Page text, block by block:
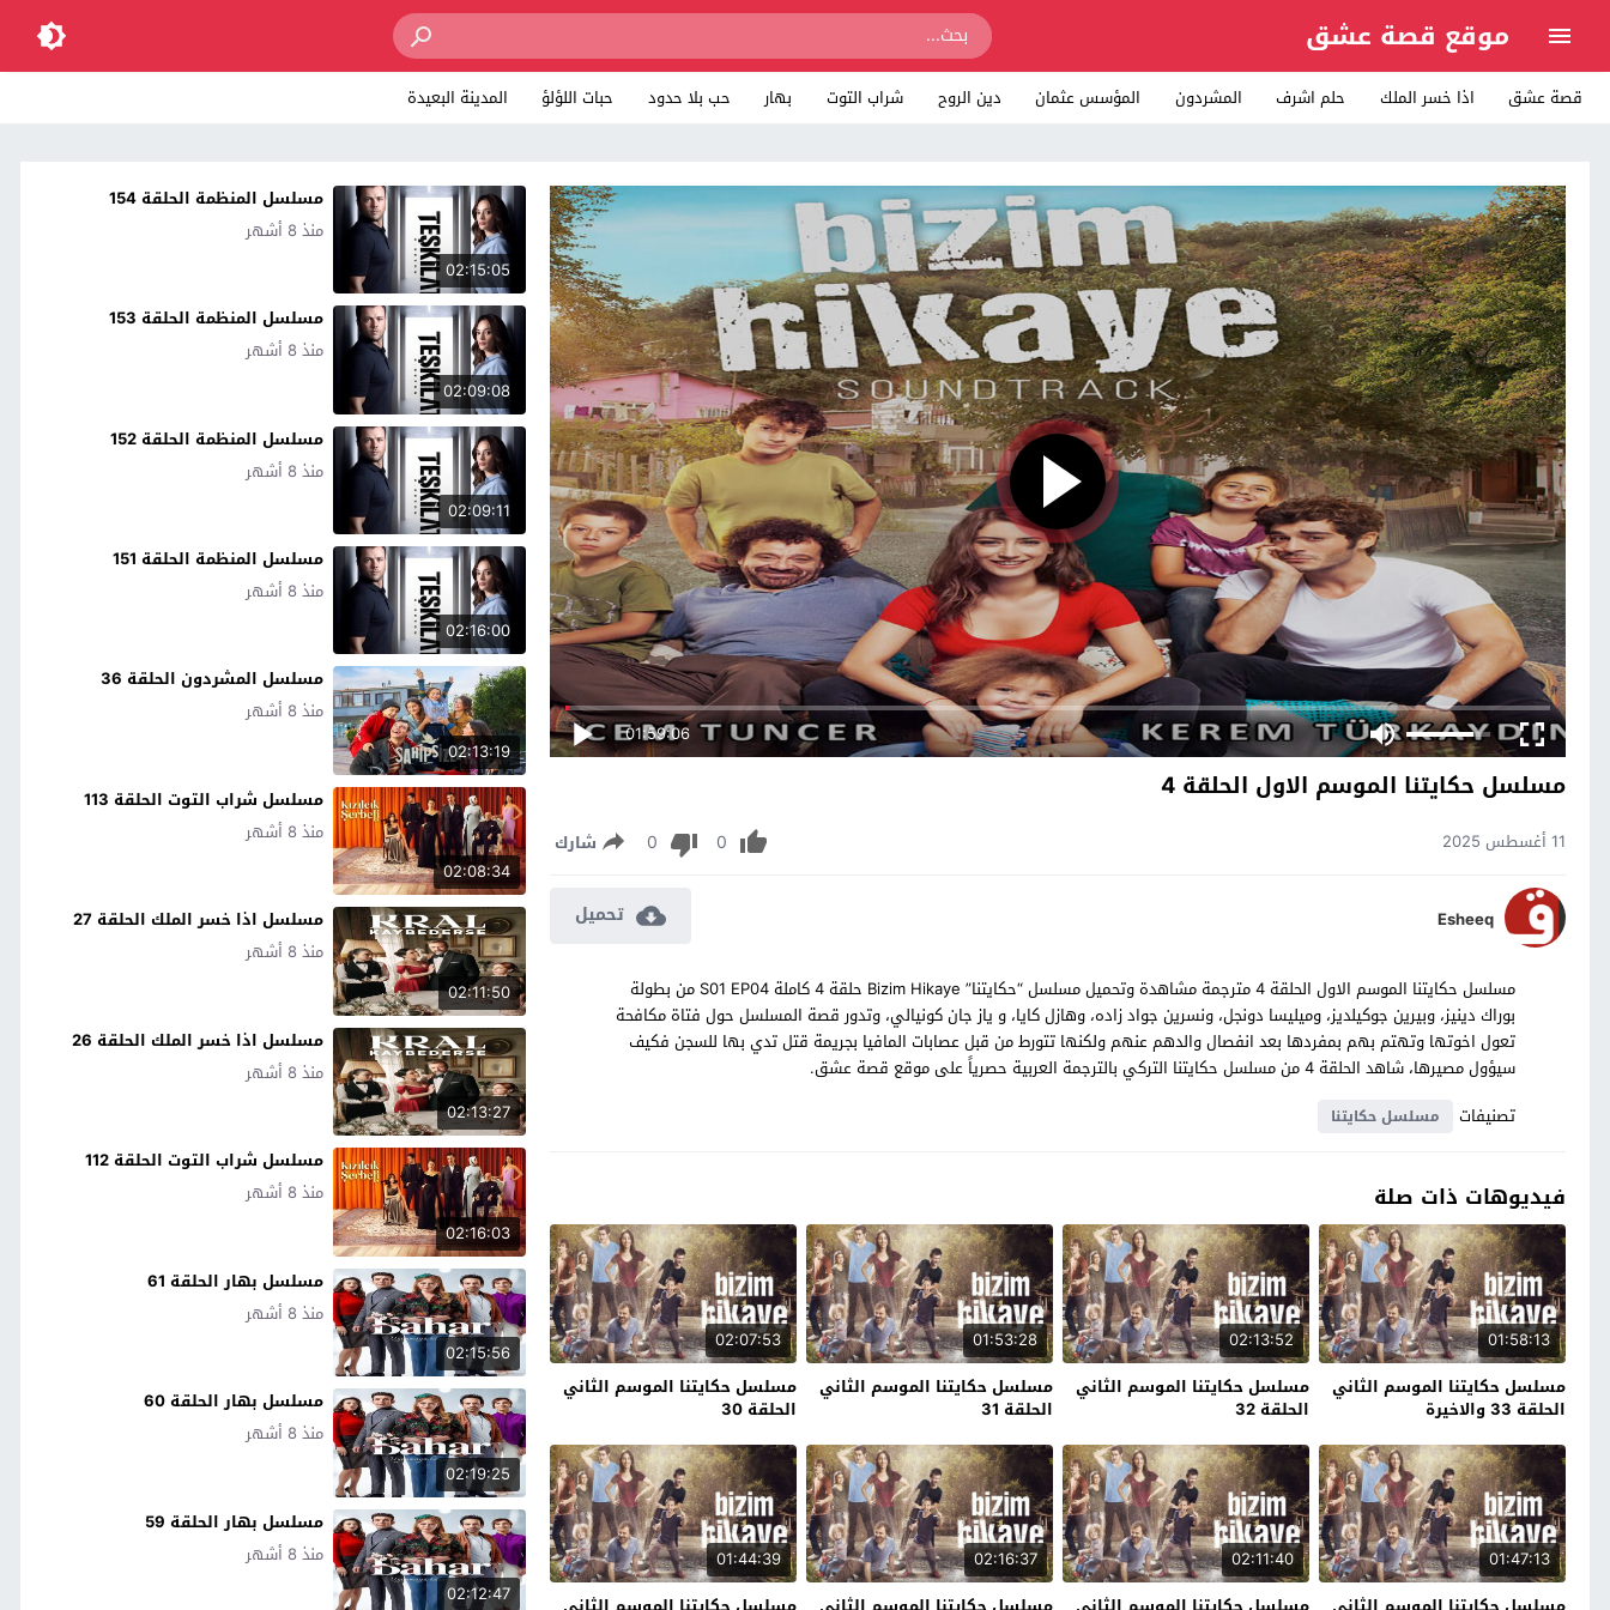
موقع قصة عشق
قصة عشق اذا خسر الملك حلم اشرف المشردون المؤسس عثمان دين الروح شراب التوت بهار حب بلا حدود حبات اللؤلؤ المدينة البعيدة
01:59:06
مسلسل حكايتنا الموسم الاول الحلقة 4
11 أغسطس 2025 0
0 شارك
Esheeq تحميل
مسلسل حكايتنا الموسم الاول الحلقة 4 مترجمة مشاهدة وتحميل مسلسل “حكايتنا” Bizim Hikaye حلقة 4 كاملة S01 EP04 من بطولة
بوراك دينيز، وبيرين جوكيلديز، وميليسا دونجل، ونسرين جواد زاده، وهازل كايا، و ياز جان كونيالي، وتدور قصة المسلسل حول فتاة مكافحة
تعول اخوتها وتهتم بهم بمفردها بعد انفصال والدهم عنهم ولكنها تتورط من قبل عصابات المافيا بجريمة قتل تدي بها للسجن فكيف
سيؤول مصيرها، شاهد الحلقة 4 من مسلسل حكايتنا التركي بالترجمة العربية حصرياً على موقع قصة عشق.
تصنيفات
مسلسل حكايتنا
فيديوهات ذات صلة
01:58:13
مسلسل حكايتنا الموسم الثاني
الحلقة 33 والاخيرة
02:13:52
مسلسل حكايتنا الموسم الثاني
الحلقة 32
01:53:28
مسلسل حكايتنا الموسم الثاني
الحلقة 31
02:07:53
مسلسل حكايتنا الموسم الثاني
الحلقة 30
01:47:13
02:11:40
02:16:37
01:44:39
02:15:05
مسلسل المنظمة الحلقة 154
منذ 8 أشهر
02:09:08
مسلسل المنظمة الحلقة 153
منذ 8 أشهر
02:09:11
مسلسل المنظمة الحلقة 152
منذ 8 أشهر
02:16:00
مسلسل المنظمة الحلقة 151
منذ 8 أشهر
02:13:19
مسلسل المشردون الحلقة 36
منذ 8 أشهر
02:08:34
مسلسل شراب التوت الحلقة 113
منذ 8 أشهر
02:11:50
مسلسل اذا خسر الملك الحلقة 27
منذ 8 أشهر
02:13:27
مسلسل اذا خسر الملك الحلقة 26
منذ 8 أشهر
02:16:03
مسلسل شراب التوت الحلقة 112
منذ 8 أشهر
02:15:56
مسلسل بهار الحلقة 61
منذ 8 أشهر
02:19:25
مسلسل بهار الحلقة 60
منذ 8 أشهر
02:12:47
مسلسل بهار الحلقة 59
منذ 8 أشهر